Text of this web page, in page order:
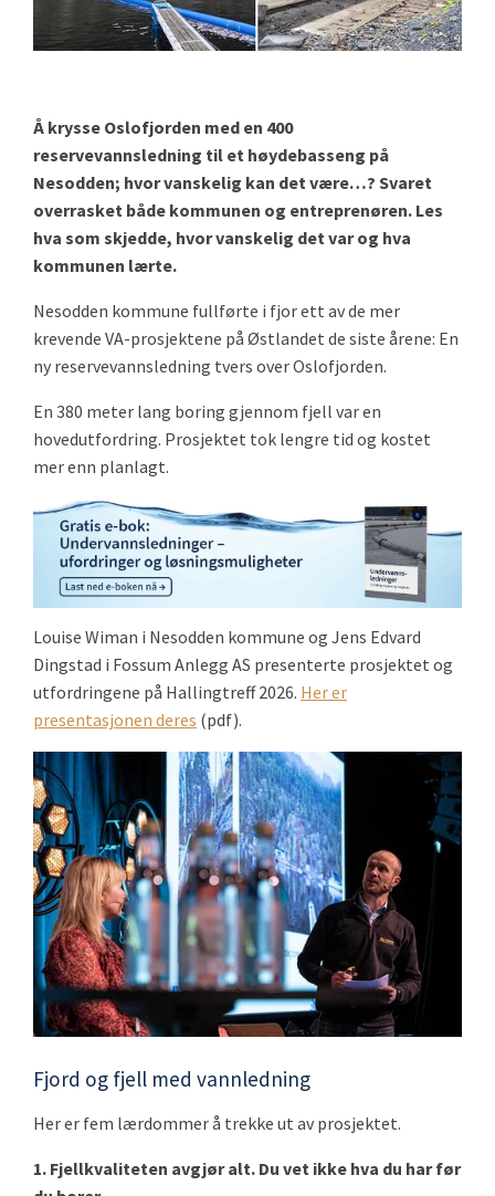
Å krysse Oslofjorden med en 400
reservevannsledning til et høydebasseng på
Nesodden; hvor vanskelig kan det være…? Svaret
overrasket både kommunen og entreprenøren. Les
hva som skjedde, hvor vanskelig det var og hva
kommunen lærte.
Nesodden kommune fullførte i fjor ett av de mer
krevende VA-prosjektene på Østlandet de siste årene: En
ny reservevannsledning tvers over Oslofjorden.
En 380 meter lang boring gjennom fjell var en
hovedutfordring. Prosjektet tok lengre tid og kostet
mer enn planlagt.
Louise Wiman i Nesodden kommune og Jens Edvard
Dingstad i Fossum Anlegg AS presenterte prosjektet og
utfordringene på Hallingtreff 2026. Her er
presentasjonen deres (pdf).
Fjord og fjell med vannledning
Her er fem lærdommer å trekke ut av prosjektet.
1. Fjellkvaliteten avgjør alt. Du vet ikke hva du har før